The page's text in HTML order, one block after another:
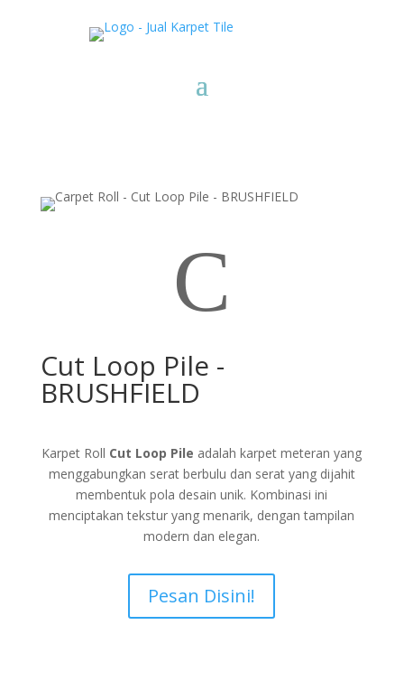
C
Cut Loop Pile -
BRUSHFIELD
Karpet Roll Cut Loop Pile adalah karpet meteran yang
menggabungkan serat berbulu dan serat yang dijahit
membentuk pola desain unik. Kombinasi ini
menciptakan tekstur yang menarik, dengan tampilan
modern dan elegan.
Pesan Disini!